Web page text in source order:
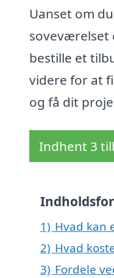
Uanset om
soveværelset
bestille et
videre for at
og få dit
Indhent 3
1) Hvad kan
2) Hvad
3) Fordele